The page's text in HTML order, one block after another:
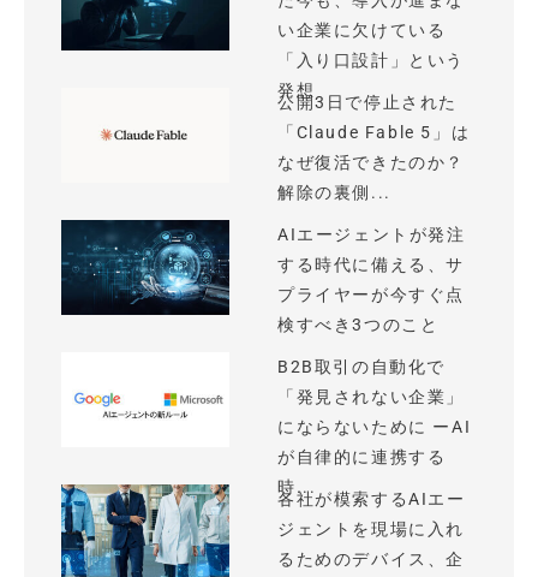
い企業に欠けている
「入り口設計」という
発想
公開3日で停止された
「Claude Fable 5」は
なぜ復活できたのか？
解除の裏側...
AIエージェントが発注
する時代に備える、サ
プライヤーが今すぐ点
検すべき3つのこと
B2B取引の自動化で
「発見されない企業」
にならないために ーAI
が自律的に連携する
時...
各社が模索するAIエー
ジェントを現場に入れ
るためのデバイス、企